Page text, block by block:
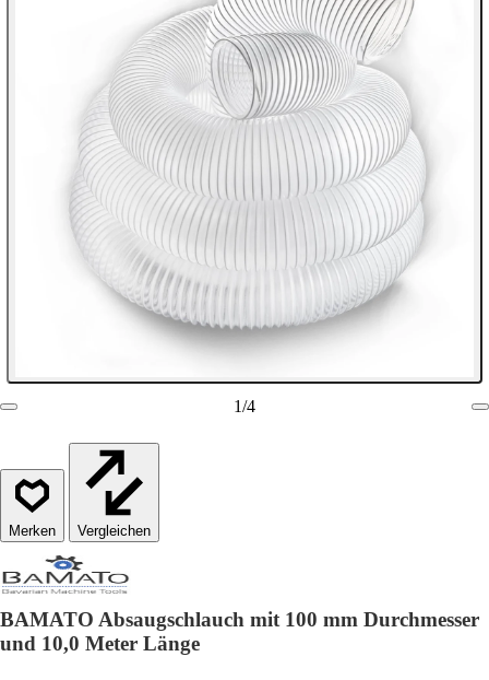
1/4
Vergleichen
BAMATO Absaugschlauch mit 100 mm Durchmesser
und 10,0 Meter Länge